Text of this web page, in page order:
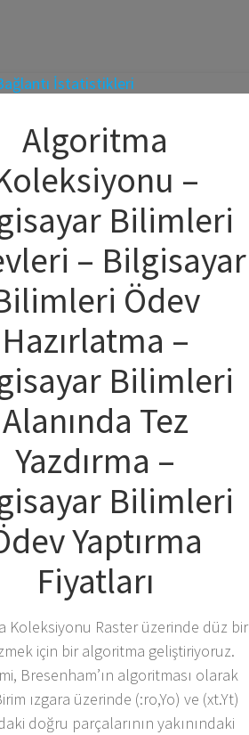
Algoritma
–
Bilimleri
– Bilgisayar
Ödev
Hazırlatma –
Bilimleri
Alanında Tez
Yazdırma –
Bilimleri
Yaptırma
Fiyatları
Koleksiyonu Raster üzerinde düz bir
için bir algoritma geliştiriyoruz.
Bresenham’ın algoritması olarak
ızgara üzerinde (:ro,Yo) ve (xt.Yt)
doğru parçalarının yakınındaki